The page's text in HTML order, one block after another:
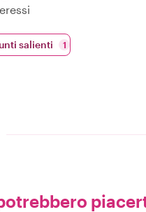
salienti 1